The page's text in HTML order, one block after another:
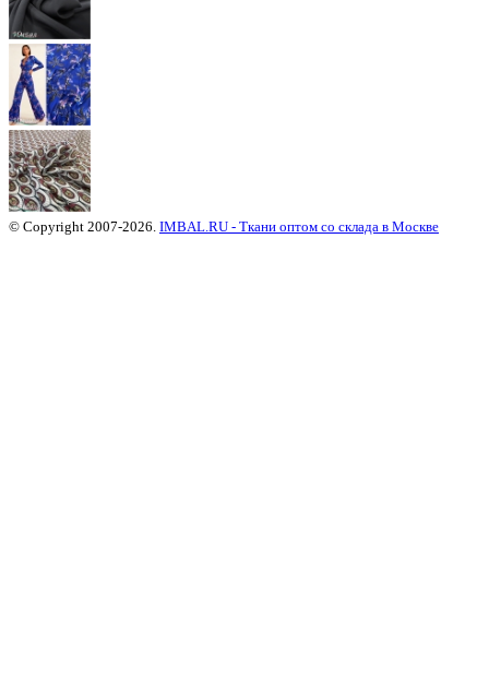
© Copyright 2007-2026. IMBAL.RU - Ткани оптом со склада в Москве